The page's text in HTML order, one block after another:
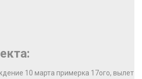
10 марта примерка 17ого, вылет